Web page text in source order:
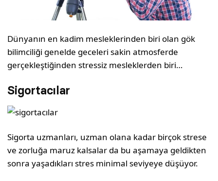
Dünyanın en kadim mesleklerinden biri olan gök
bilimciliği genelde geceleri sakin atmosferde
gerçekleştiğinden stressiz mesleklerden biri…
Sigortacılar
Sigorta uzmanları, uzman olana kadar birçok strese
ve zorluğa maruz kalsalar da bu aşamaya geldikten
sonra yaşadıkları stres minimal seviyeye düşüyor.